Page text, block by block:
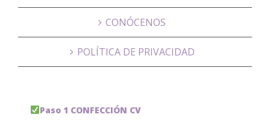
CONÓCENOS
POLÍTICA DE PRIVACIDAD
Paso 1 CONFECCIÓN CV